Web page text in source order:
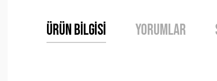
Ürün Bilgisi Yorumlar